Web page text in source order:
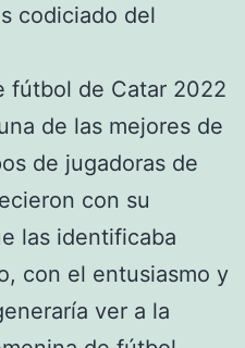
codiciado del
fútbol de Catar 2022
de las mejores de
de jugadoras de
con su
las identificaba
con el entusiasmo y
ver a la